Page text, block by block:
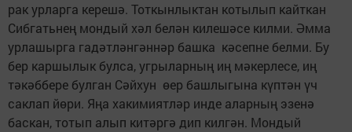
рак урларга керешә. Тоткынлыктан котылып кайткан
Сибгатьнең мондый хәл белән килешәсе килми. Әмма
урлашырга гадәтләнгәннәр башка кәсепне белми. Бу
бер каршылык булса, угрыларның иң мәкерлесе, иң
тәкәббере булган Сәйхун өер башлыгына күптән үч
саклап йөри. Яңа хакимиятләр инде аларның эзенә
баскан, тотып алып китәргә дип килгән. Мондый